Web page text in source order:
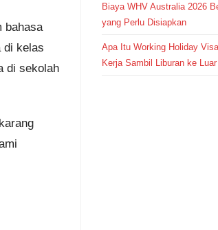
bahasa
di kelas
di sekolah
Biaya WHV Australia 2026
yang Perlu Disiapkan
Apa Itu Working Holiday
Kerja Sambil Liburan ke